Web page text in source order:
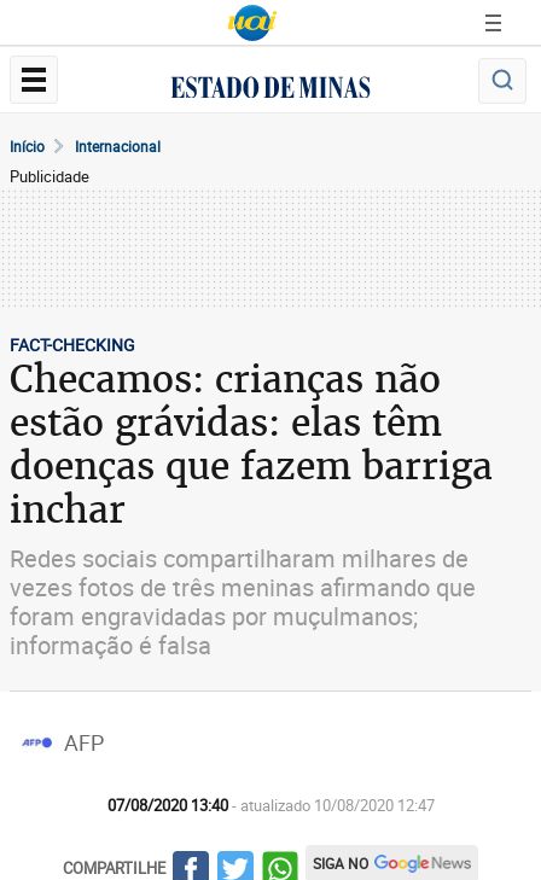
Início Internacional
Publicidade
FACT-CHECKING
Checamos: crianças não
estão grávidas: elas têm
doenças que fazem barriga
inchar
Redes sociais compartilharam milhares de
vezes fotos de três meninas afirmando que
foram engravidadas por muçulmanos;
informação é falsa
AFP
07/08/2020 13:40- atualizado 10/08/2020 12:47
COMPARTILHE SIGA NO